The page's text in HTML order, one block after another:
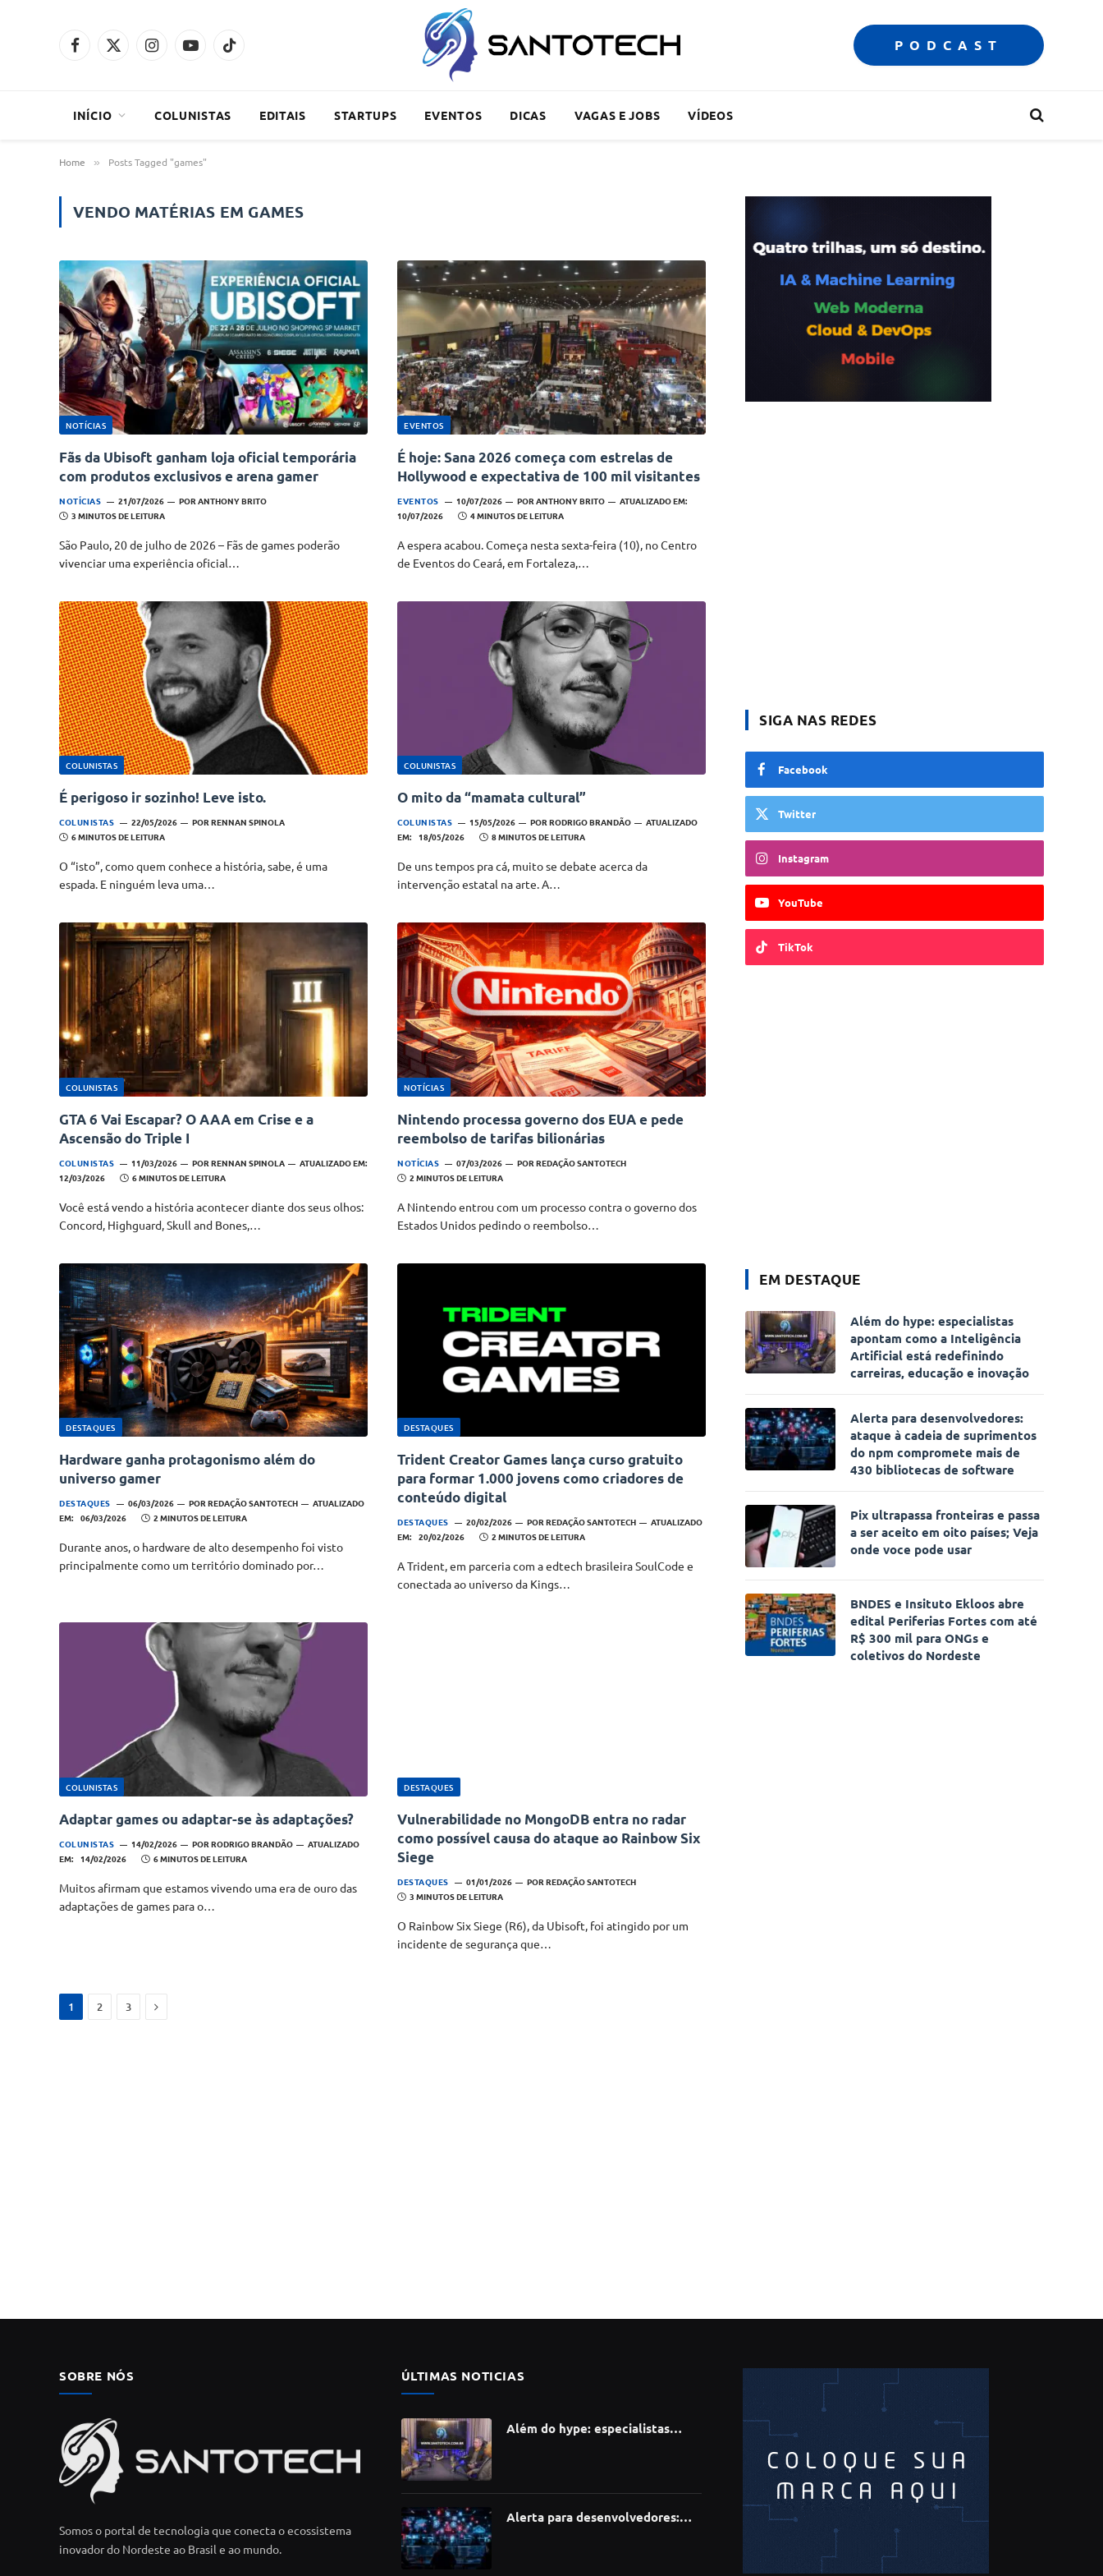
Facebook
X
InstagramYouTubeTikTok PODCAST
INÍCIO COLUNISTAS EDITAIS STARTUPS EVENTOS DICAS VAGAS E JOBS VÍDEOS
Home » Posts Tagged "games"
VENDO MATÉRIAS EM GAMES
NOTÍCIAS
Fãs da Ubisoft ganham loja oficial temporária
com produtos exclusivos e arena gamer
NOTÍCIAS 21/07/2026 POR ANTHONY BRITO
3 MINUTOS DE LEITURA
São Paulo, 20 de julho de 2026 – Fãs de games poderão
vivenciar uma experiência oficial…
EVENTOS
É hoje: Sana 2026 começa com estrelas de
Hollywood e expectativa de 100 mil visitantes
EVENTOS 10/07/2026 POR ANTHONY BRITO
ATUALIZADO EM:
10/07/2026
4 MINUTOS DE LEITURA
A espera acabou. Começa nesta sexta-feira (10), no Centro
de Eventos do Ceará, em Fortaleza,…
COLUNISTAS
É perigoso ir sozinho! Leve isto.
COLUNISTAS 22/05/2026 PORRENNAN SPINOLA
6 MINUTOS DE LEITURA
O “isto”, como quem conhece a história, sabe, é uma
espada. E ninguém leva uma…
COLUNISTAS
O mito da “mamata cultural”
COLUNISTAS 15/05/2026 PORRODRIGO BRANDÃO
ATUALIZADO
EM: 18/05/2026 8 MINUTOS DE LEITURA
De uns tempos pra cá, muito se debate acerca da
intervenção estatal na arte. A…
COLUNISTAS
GTA 6 Vai Escapar? O AAA em Crise e a
Ascensão do Triple I
COLUNISTAS 11/03/2026 POR RENNAN SPINOLA
ATUALIZADO EM:
12/03/2026
6 MINUTOS DE LEITURA
Você está vendo a história acontecer diante dos seus olhos:
Concord, Highguard, Skull and Bones,…
NOTÍCIAS
Nintendo processa governo dos EUA e pede
reembolso de tarifas bilionárias
NOTÍCIAS 07/03/2026 POR REDAÇÃO SANTOTECH
2 MINUTOS DE LEITURA
A Nintendo entrou com um processo contra o governo dos
Estados Unidos pedindo o reembolso…
DESTAQUES
Hardware ganha protagonismo além do
universo gamer
DESTAQUES 06/03/2026 PORREDAÇÃO SANTOTECH
ATUALIZADO
EM: 06/03/2026 2 MINUTOS DE LEITURA
Durante anos, o hardware de alto desempenho foi visto
principalmente como um território dominado por…
DESTAQUES
Trident Creator Games lança curso gratuito
para formar 1.000 jovens como criadores de
conteúdo digital
DESTAQUES 20/02/2026 PORREDAÇÃO SANTOTECH
ATUALIZADO
EM: 20/02/2026 2 MINUTOS DE LEITURA
A Trident, em parceria com a edtech brasileira SoulCode e
conectada ao universo da Kings…
COLUNISTAS
Adaptar games ou adaptar-se às adaptações?
COLUNISTAS 14/02/2026 POR RODRIGO BRANDÃO
ATUALIZADO
EM: 14/02/2026 6 MINUTOS DE LEITURA
Muitos afirmam que estamos vivendo uma era de ouro das
adaptações de games para o…
DESTAQUES
Vulnerabilidade no MongoDB entra no radar
como possível causa do ataque ao Rainbow Six
Siege
DESTAQUES 01/01/2026 POR REDAÇÃO SANTOTECH
3 MINUTOS DE LEITURA
O Rainbow Six Siege (R6), da Ubisoft, foi atingido por um
incidente de segurança que…
1 2 3 Next
SIGA NAS REDES
Facebook
Twitter
Instagram
YouTube
TikTok
EM DESTAQUE
Além do hype: especialistas
apontam como a Inteligência
Artificial está redefinindo
carreiras, educação e inovação
Alerta para desenvolvedores:
ataque à cadeia de suprimentos
do npm compromete mais de
430 bibliotecas de software
Pix ultrapassa fronteiras e passa
a ser aceito em oito países; Veja
onde voce pode usar
BNDES e Insituto Ekloos abre
edital Periferias Fortes com até
R$ 300 mil para ONGs e
coletivos do Nordeste
SOBRE NÓS
Somos o portal de tecnologia que conecta o ecossistema
inovador do Nordeste ao Brasil e ao mundo.
ÚLTIMAS NOTICIAS
Além do hype: especialistas
Alerta para desenvolvedores: